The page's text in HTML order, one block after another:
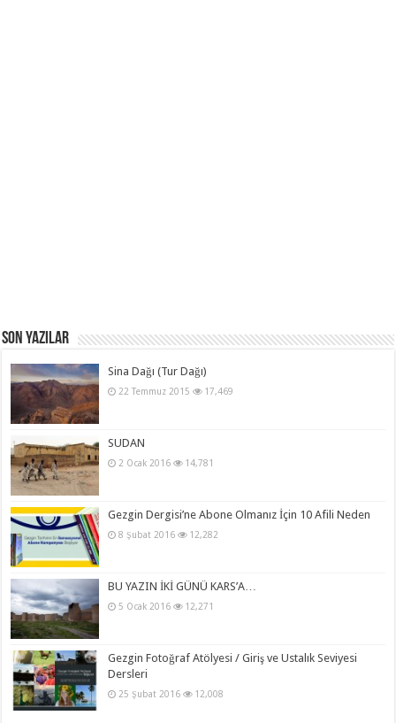
Son Yazılar
Sina Dağı (Tur Dağı)
22 Temmuz 2015 17,469
SUDAN
2 Ocak 2016 14,781
Gezgin Dergisi’ne Abone Olmanız İçin 10 Afili Neden
8 Şubat 2016 12,282
BU YAZIN İKİ GÜNÜ KARS’A…
5 Ocak 2016 12,271
Gezgin Fotoğraf Atölyesi / Giriş ve Ustalık Seviyesi
Dersleri
25 Şubat 2016 12,008